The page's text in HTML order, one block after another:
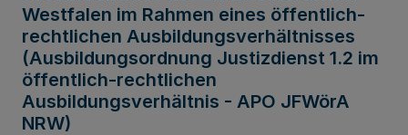
Westfalen im Rahmen eines öffentlich-
rechtlichen Ausbildungsverhältnisses
(Ausbildungsordnung Justizdienst 1.2 im
öffentlich-rechtlichen
Ausbildungsverhältnis - APO JFWörA
NRW)